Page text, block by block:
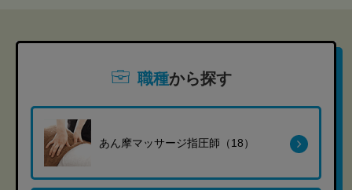
職種から探す
あん摩マッサージ指圧師（18）